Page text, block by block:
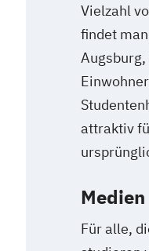
Vielzahl
findet
attraktiv
Für alle,